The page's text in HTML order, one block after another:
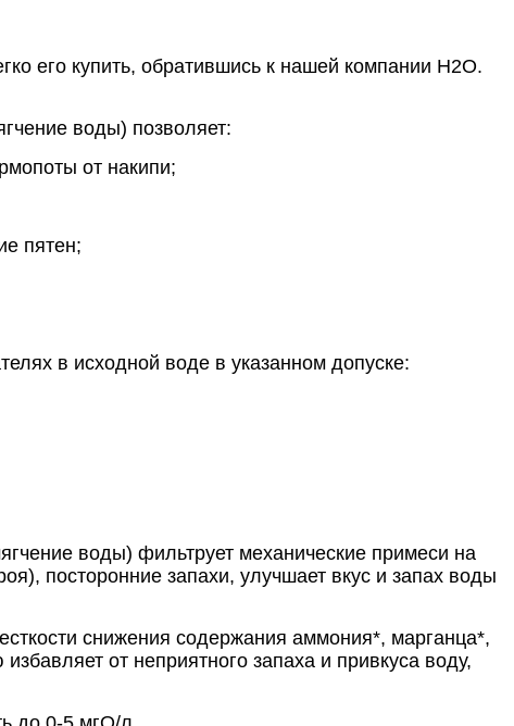
его купить, обратившись к нашей компании Н2О.
воды) позволяет:
от накипи;
пятен;
в исходной воде в указанном допуске:
воды) фильтрует механические примеси на
посторонние запахи, улучшает вкус и запах воды
снижения содержания аммония*, марганца*,
от неприятного запаха и привкуса воду,